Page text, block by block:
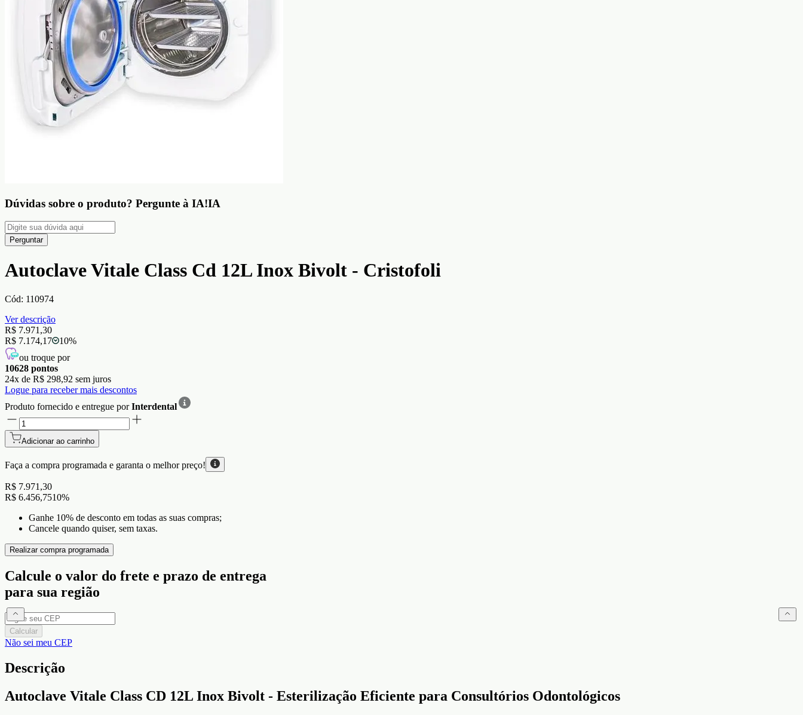
Dúvidas sobre o produto? Pergunte à IA!IA
Perguntar
Autoclave Vitale Class Cd 12L Inox Bivolt - Cristofoli
Cód: 110974
Ver descrição
R$ 7.971,30
R$ 7.174,17
10%
ou troque por
10628 pontos
24x de R$ 298,92 sem juros
Logue para receber mais descontos
Produto fornecido e entregue porInterdental
Adicionar ao carrinho
Faça a compra programada e garanta o melhor preço!
R$ 7.971,30
R$ 6.456,7510%
Ganhe 10% de desconto em todas as suas compras;
Cancele quando quiser, sem taxas.
Realizar compra programada
Calcule o valor do frete e prazo de entrega
para sua região
Calcular
Não sei meu CEP
Descrição
Autoclave Vitale Class CD 12L Inox Bivolt - Esterilização Eficiente para Consultórios Odontológicos